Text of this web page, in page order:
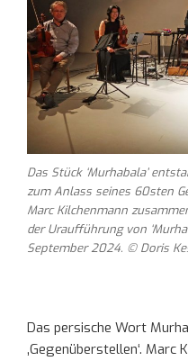
Das Stück ‘ Murhabala’
zum Anlass seines 60sten
Marc Kilchenmann
der Uraufführung von ‘
September 2024. © Doris
Das persische Wort
‚Gegenüberstellen‘. Marc